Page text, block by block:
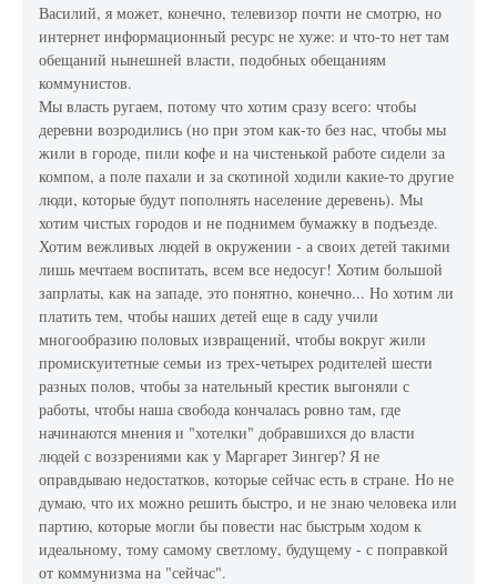
Василий, я может, конечно, телевизор почти не смотрю, но
интернет информационный ресурс не хуже: и что-то нет там
обещаний нынешней власти, подобных обещаниям
коммунистов.
Мы власть ругаем, потому что хотим сразу всего: чтобы
деревни возродились (но при этом как-то без нас, чтобы мы
жили в городе, пили кофе и на чистенькой работе сидели за
компом, а поле пахали и за скотиной ходили какие-то другие
люди, которые будут пополнять население деревень). Мы
хотим чистых городов и не поднимем бумажку в подъезде.
Хотим вежливых людей в окружении - а своих детей такими
лишь мечтаем воспитать, всем все недосуг! Хотим большой
запрлаты, как на западе, это понятно, конечно... Но хотим ли
платить тем, чтобы наших детей еще в саду учили
многообразию половых извращений, чтобы вокруг жили
промискуитетные семьи из трех-четырех родителей шести
разных полов, чтобы за нательный крестик выгоняли с
работы, чтобы наша свобода кончалась ровно там, где
начинаются мнения и "хотелки" добравшихся до власти
людей с воззрениями как у Маргарет Зингер? Я не
оправдываю недостатков, которые сейчас есть в стране. Но не
думаю, что их можно решить быстро, и не знаю человека или
партию, которые могли бы повести нас быстрым ходом к
идеальному, тому самому светлому, будущему - с поправкой
от коммунизма на "сейчас".